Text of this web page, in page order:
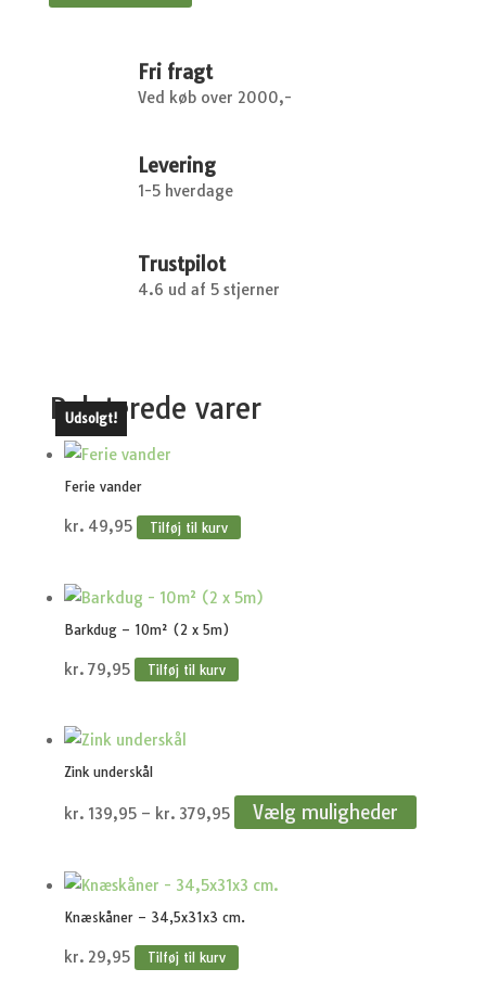
Fri fragt
Ved køb over 2000,-
Levering
1-5 hverdage
Trustpilot
4.6 ud af 5 stjerner
Relaterede varer
Ferie vander
kr. 49,95 Tilføj til kurv
Barkdug – 10m² (2 x 5m)
kr. 79,95 Tilføj til kurv
Zink underskål
kr. 139,95 – kr. 379,95Prisinterval:
kr.379,95
Vælg muligheder
Knæskåner – 34,5x31x3 cm.
kr. 29,95 Tilføj til kurv
Udsolgt!